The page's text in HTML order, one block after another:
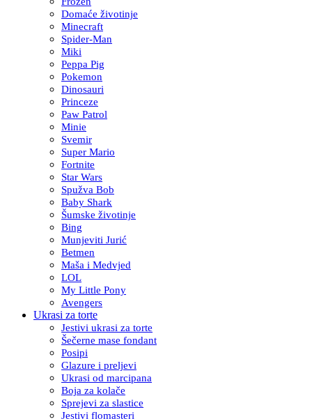
Domaće životinje
Minecraft
Spider-Man
Miki
Peppa Pig
Pokemon
Dinosauri
Princeze
Paw Patrol
Minie
Svemir
Super Mario
Fortnite
Star Wars
Spužva Bob
Baby Shark
Šumske životinje
Bing
Munjeviti Jurić
Betmen
Maša i Medvjed
LOL
My Little Pony
Avengers
Ukrasi za torte
Jestivi ukrasi za torte
Šečerne mase fondant
Posipi
Glazure i preljevi
Ukrasi od marcipana
Boja za kolače
Sprejevi za slastice
Jestivi flomasteri